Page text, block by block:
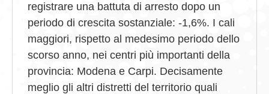
registrare una battuta di arresto dopo un
periodo di crescita sostanziale: -1,6%. I cali
maggiori, rispetto al medesimo periodo dello
scorso anno, nei centri più importanti della
provincia: Modena e Carpi. Decisamente
meglio gli altri distretti del territorio quali